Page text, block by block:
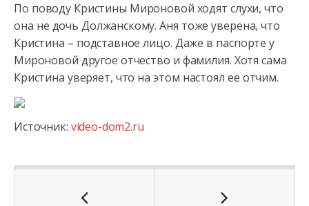
По поводу Кристины Мироновой ходят слухи, что
она не дочь Должанскому. Аня тоже уверена, что
Кристина – подставное лицо. Даже в паспорте у
Мироновой другое отчество и фамилия. Хотя сама
Кристина уверяет, что на этом настоял ее отчим.
Источник: video-dom2.ru